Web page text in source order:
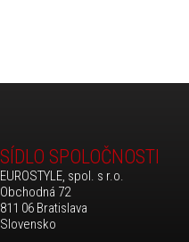
SÍDLO SPOLOČNOSTI
EUROSTYLE, spol. s r.o.
Obchodná 72
811 06 Bratislava
Slovensko